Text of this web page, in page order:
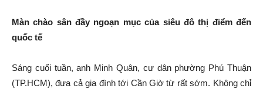
Màn chào sân đầy ngoạn mục của siêu đô thị điểm đến
quốc tế
Sáng cuối tuần, anh Minh Quân, cư dân phường Phú Thuận
(TP.HCM), đưa cả gia đình tới Cần Giờ từ rất sớm. Không chỉ